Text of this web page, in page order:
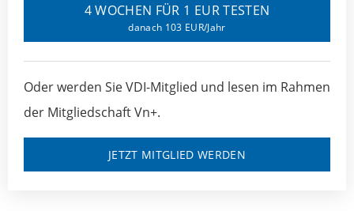
4 WOCHEN FÜR 1 EUR TESTEN
danach 103 EUR/Jahr
Oder werden Sie VDI-Mitglied und lesen im Rahmen
der Mitgliedschaft Vn+.
JETZT MITGLIED WERDEN